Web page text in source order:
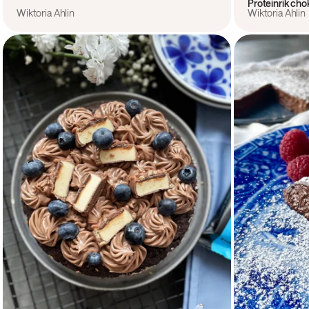
Wiktoria Ahlin
Proteinrik
Wiktoria Ahlin